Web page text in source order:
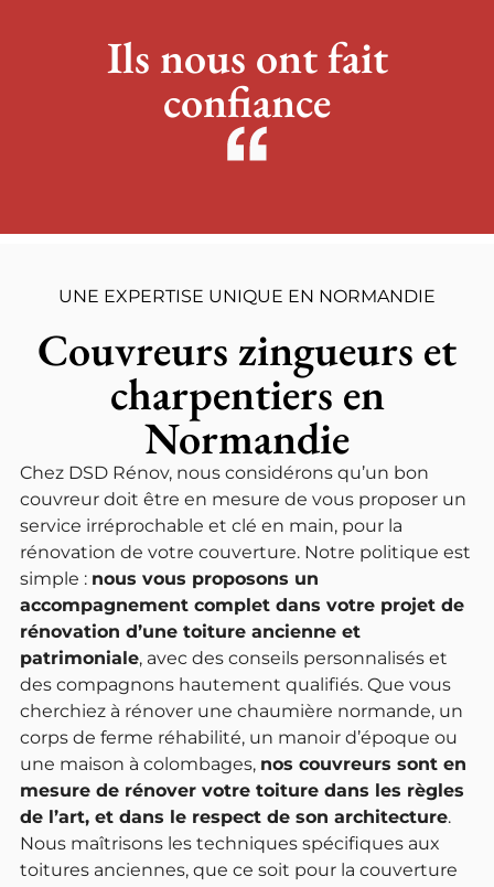
Ils nous ont fait
confiance
UNE EXPERTISE UNIQUE EN NORMANDIE
Couvreurs zingueurs et
charpentiers en
Normandie
Chez DSD Rénov, nous considérons qu’un bon
couvreur doit être en mesure de vous proposer un
service irréprochable et clé en main, pour la
rénovation de votre couverture. Notre politique est
simple : nous vous proposons un
accompagnement complet dans votre projet de
rénovation d’une toiture ancienne et
patrimoniale, avec des conseils personnalisés et
des compagnons hautement qualifiés. Que vous
cherchiez à rénover une chaumière normande, un
corps de ferme réhabilité, un manoir d’époque ou
une maison à colombages, nos couvreurs sont en
mesure de rénover votre toiture dans les règles
de l’art, et dans le respect de son architecture.
Nous maîtrisons les techniques spécifiques aux
toitures anciennes, que ce soit pour la couverture